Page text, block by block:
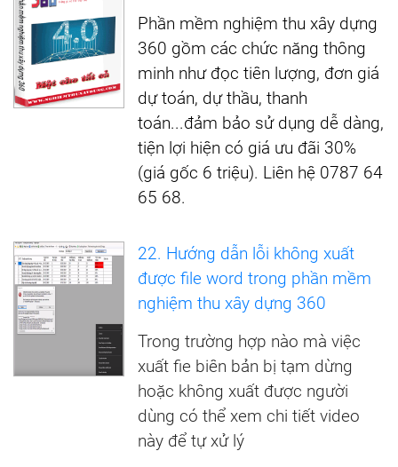
Phần mềm nghiệm thu xây dựng
360 gồm các chức năng thông
minh như đọc tiên lượng, đơn giá
dự toán, dự thầu, thanh
toán...đảm bảo sử dụng dễ dàng,
tiện lợi hiện có giá ưu đãi 30%
(giá gốc 6 triệu). Liên hệ 0787 64
65 68.
22. Hướng dẫn lỗi không xuất
được file word trong phần mềm
nghiệm thu xây dựng 360
Trong trường hợp nào mà việc
xuất fie biên bản bị tạm dừng
hoặc không xuất được người
dùng có thể xem chi tiết video
này để tự xử lý